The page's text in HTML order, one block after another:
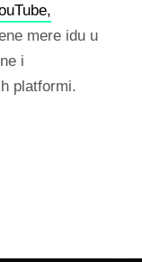
mere idu u
i
platformi.